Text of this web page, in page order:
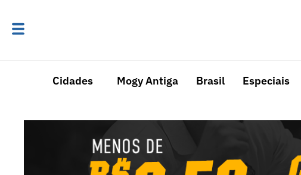
Cidades Mogy Antiga Brasil Especiais